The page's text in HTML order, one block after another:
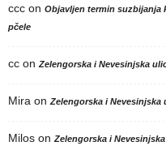
ccc on Objavljen termin suzbijanja
pčele
cc onZelengorska i Nevesinjska
Mira onZelengorska i Nevesinjska
Milos onZelengorska i